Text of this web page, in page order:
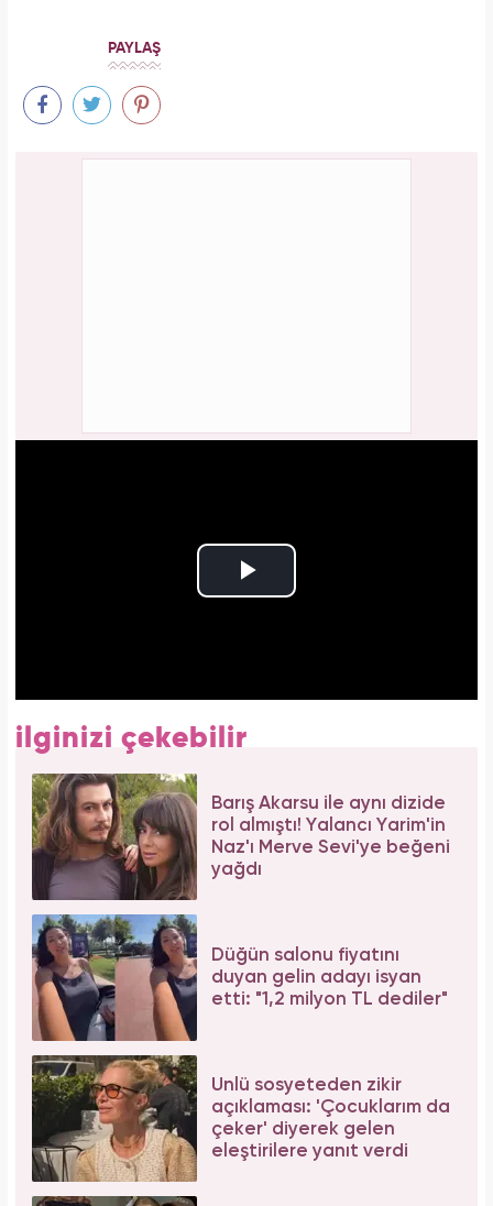
PAYLAŞ
ilginizi çekebilir
Barış Akarsu ile aynı dizide
rol almıştı! Yalancı Yarim'in
Naz'ı Merve Sevi'ye beğeni
yağdı
Düğün salonu fiyatını
duyan gelin adayı isyan
etti: "1,2 milyon TL dediler"
Ünlü sosyeteden zikir
açıklaması: 'Çocuklarım da
çeker' diyerek gelen
eleştirilere yanıt verdi